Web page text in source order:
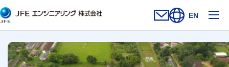
お問い合わせフォー
新規ウィンドウを開
サイト内検索を
EN